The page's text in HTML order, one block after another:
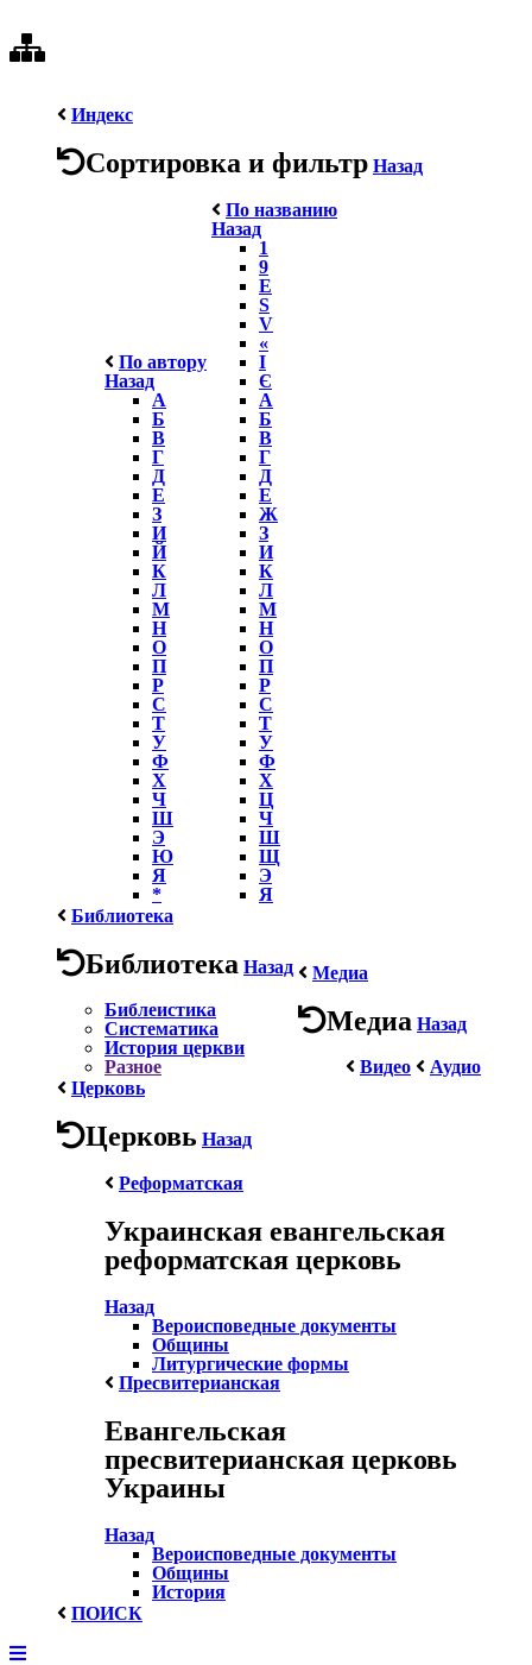
Индекс
Сортировка и фильтр Назад
По автору
Назад
А
Б
В
Г
Д
Е
З
И
Й
К
Л
М
Н
О
П
Р
С
Т
У
Ф
Х
Ч
Ш
Э
Ю
Я
*
По названию
Назад
1
9
E
S
V
«
І
Є
А
Б
В
Г
Д
Е
Ж
З
И
К
Л
М
Н
О
П
Р
С
Т
У
Ф
Х
Ц
Ч
Ш
Щ
Э
Я
Библиотека
Библиотека Назад
Библеистика
Систематика
История церкви
Разное
Медиа
Медиа Назад
Видео
Аудио
Церковь
Церковь Назад
Реформатская
Украинская евангельская
реформатская церковь
Назад
Вероисповедные документы
Общины
Литургические формы
Пресвитерианская
Евангельская
пресвитерианская церковь
Украины
Назад
Вероисповедные документы
Общины
История
ПОИСК